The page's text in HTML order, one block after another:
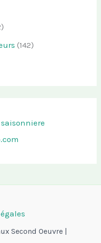
(142)
Second Oeuvre |